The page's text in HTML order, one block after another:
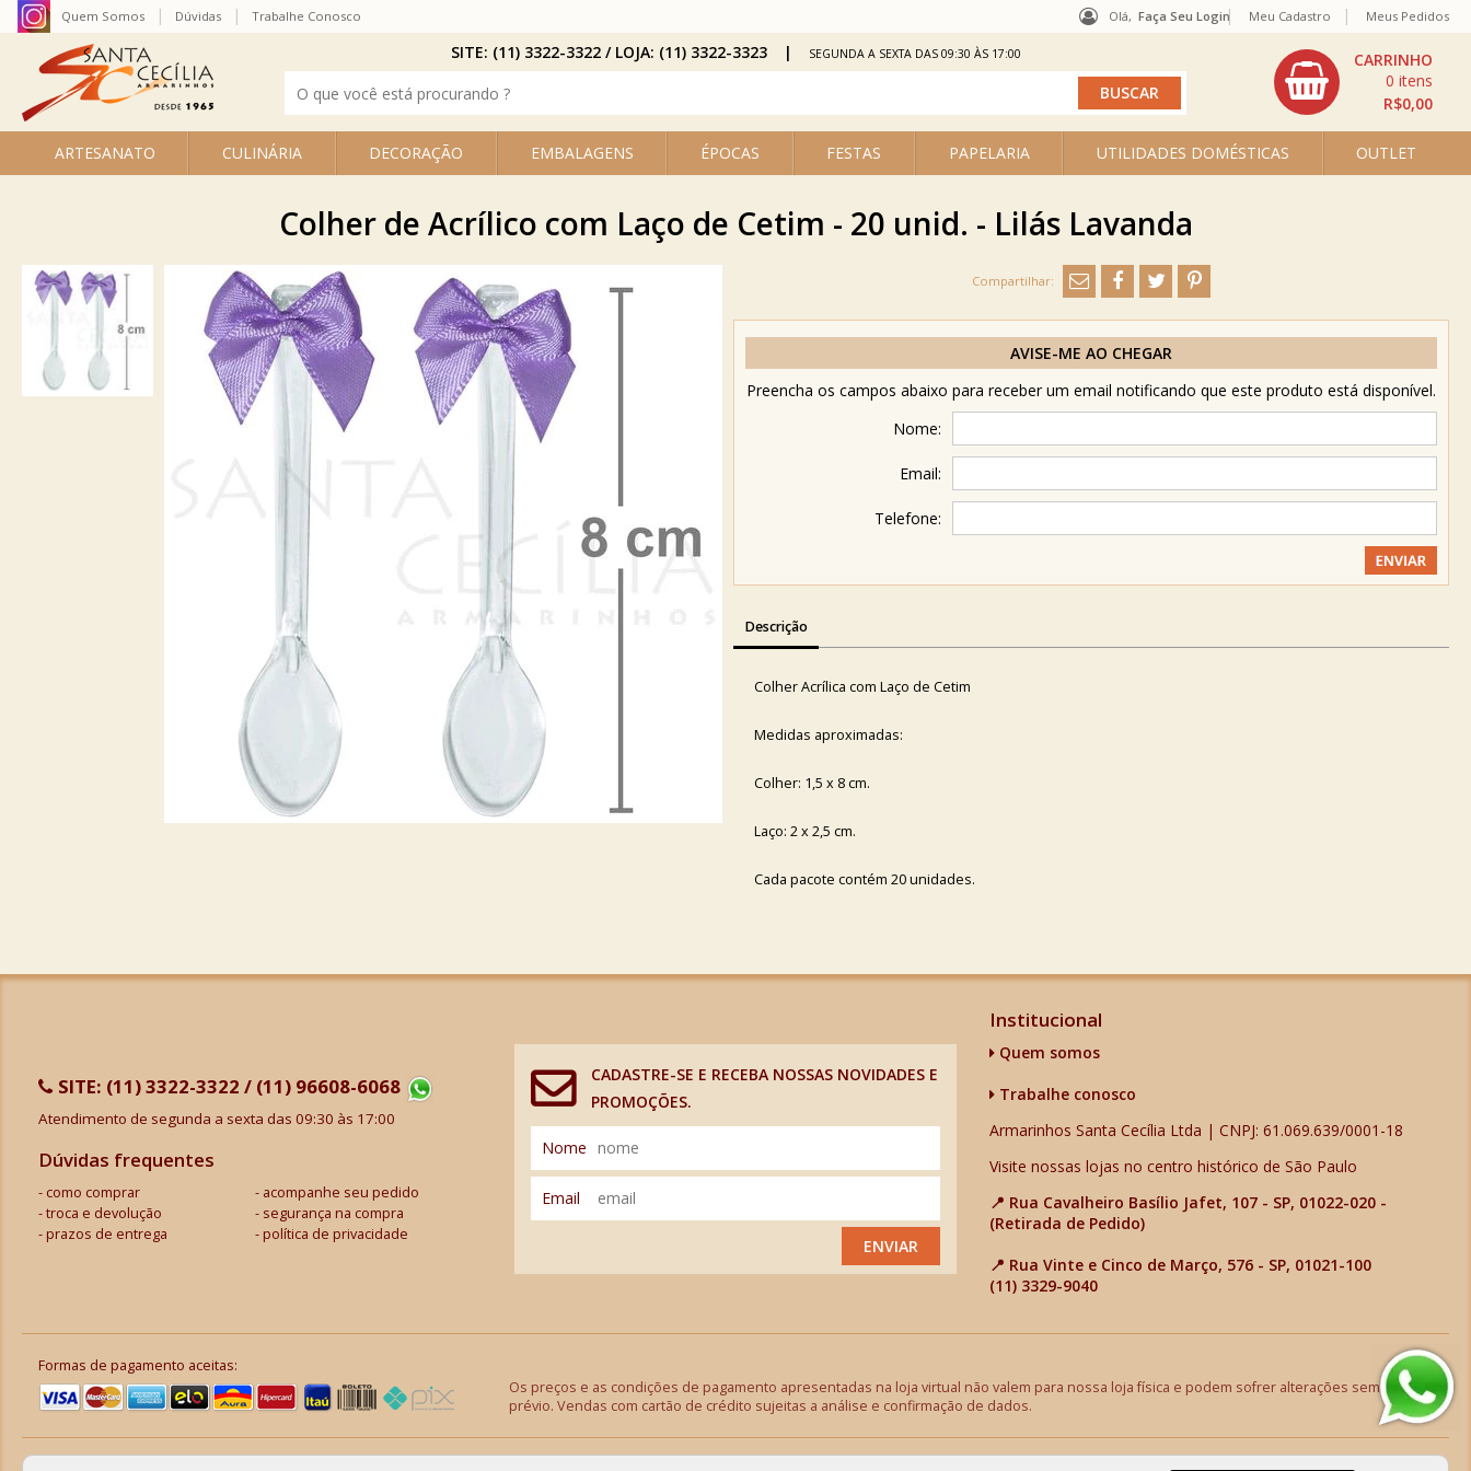
Olá, Faça Seu Login
ARTESANATO CULINÁRIA DECORAÇÃO EMBALAGENS ÉPOCAS FESTAS PAPELARIA UTILIDADES DOMÉSTICAS OUTLET
R$0,00
0
Quem Somos Dúvidas Trabalhe Conosco Meu Cadastro Meus Pedidos
SITE: (11) 3322-3322 / LOJA: (11) 3322-3323 SEGUNDA A SEXTA DAS 09:30 ÀS 17:00
Colher de Acrílico com Laço de Cetim - 20 unid. - Lilás Lavanda
AVISE-ME AO CHEGAR
Preencha os campos abaixo para receber um email notificando que este produto está disponível.
Nome:
Email:
Telefone:
Descrição
Colher Acrílica com Laço de Cetim
Medidas aproximadas:
Colher: 1,5 x 8 cm.
Laço: 2 x 2,5 cm.
Cada pacote contém 20 unidades.
SITE: (11) 3322-3322 / (11) 96608-6068
Atendimento de segunda a sexta das 09:30 às 17:00
Dúvidas frequentes
como comprar
acompanhe seu pedido
troca e devolução
segurança na compra
prazos de entrega
política de privacidade
CADASTRE-SE E RECEBA NOSSAS NOVIDADES E
PROMOÇÕES.
Nome
Email
ENVIAR
Institucional
Quem somos
Trabalhe conosco
Armarinhos Santa Cecília Ltda | CNPJ: 61.069.639/0001-18
Visite nossas lojas no centro histórico de São Paulo
📍 Rua Cavalheiro Basílio Jafet, 107 - SP, 01022-020 -
(Retirada de Pedido)
📍 Rua Vinte e Cinco de Março, 576 - SP, 01021-100
(11) 3329-9040
Formas de pagamento aceitas:
Os preços e as condições de pagamento apresentadas na loja virtual não valem para nossa loja física e podem sofrer alterações sem aviso
prévio. Vendas com cartão de crédito sujeitas a análise e confirmação de dados.